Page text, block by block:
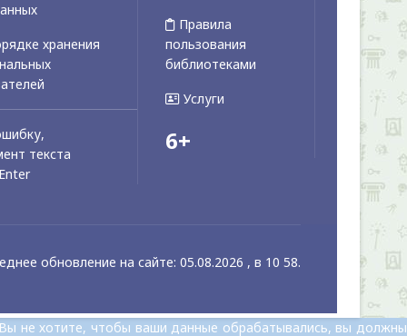
хранения
текста
Правила
пользования
библиотеками
Услуги
6+
обновление на сайте: 05.08.2026 , в 10 58.
не хотите, чтобы ваши данные обрабатывались, вы должны